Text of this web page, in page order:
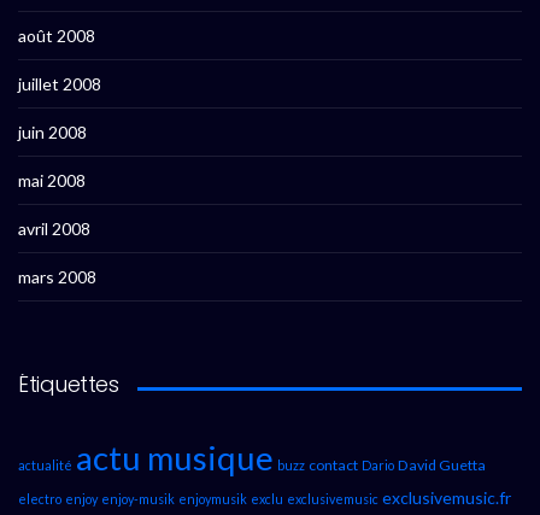
août 2008
juillet 2008
juin 2008
mai 2008
avril 2008
mars 2008
Étiquettes
actualité actu musique buzz contact Dario David Guetta
electro enjoy enjoy-musik enjoymusik exclu exclusivemusic exclusivemusic.fr